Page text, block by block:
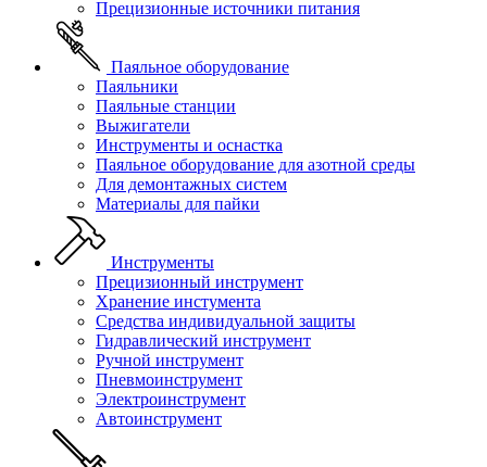
Прецизионные источники питания
Паяльное оборудование
Паяльники
Паяльные станции
Выжигатели
Инструменты и оснастка
Паяльное оборудование для азотной среды
Для демонтажных систем
Материалы для пайки
Инструменты
Прецизионный инструмент
Хранение инстумента
Средства индивидуальной защиты
Гидравлический инструмент
Ручной инструмент
Пневмоинструмент
Электроинструмент
Автоинструмент